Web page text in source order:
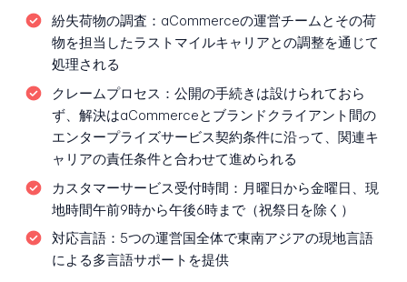
紛失荷物の調査： aCommerceの運営チームとその荷
物を担当したラストマイルキャリアとの調整を通じて
処理される
クレームプロセス： 公開の手続きは設けられておら
ず、解決はaCommerceとブランドクライアント間の
エンタープライズサービス契約条件に沿って、関連キ
ャリアの責任条件と合わせて進められる
カスタマーサービス受付時間： 月曜日から金曜日、現
地時間午前9時から午後6時まで（祝祭日を除く）
対応言語： 5つの運営国全体で東南アジアの現地言語
による多言語サポートを提供